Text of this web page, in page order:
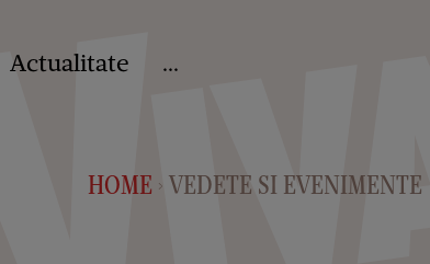
Actualitate ...
HOME > VEDETE SI EVENIMENTE